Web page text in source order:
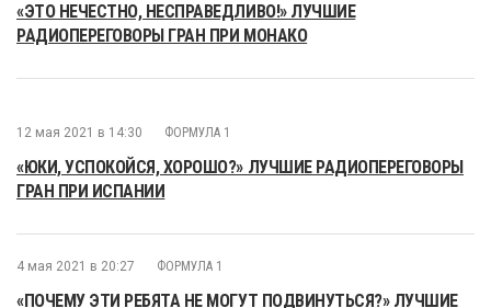
«ЭТО НЕЧЕСТНО, НЕСПРАВЕДЛИВО!» ЛУЧШИЕ
РАДИОПЕРЕГОВОРЫ ГРАН ПРИ МОНАКО
12 мая 2021 в 14:30 ФОРМУЛА 1
«ЮКИ, УСПОКОЙСЯ, ХОРОШО?» ЛУЧШИЕ РАДИОПЕРЕГОВОРЫ
ГРАН ПРИ ИСПАНИИ
4 мая 2021 в 20:27 ФОРМУЛА 1
«ПОЧЕМУ ЭТИ РЕБЯТА НЕ МОГУТ ПОДВИНУТЬСЯ?» ЛУЧШИЕ